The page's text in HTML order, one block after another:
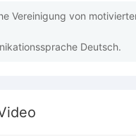
Vereinigung von
Deutsch.